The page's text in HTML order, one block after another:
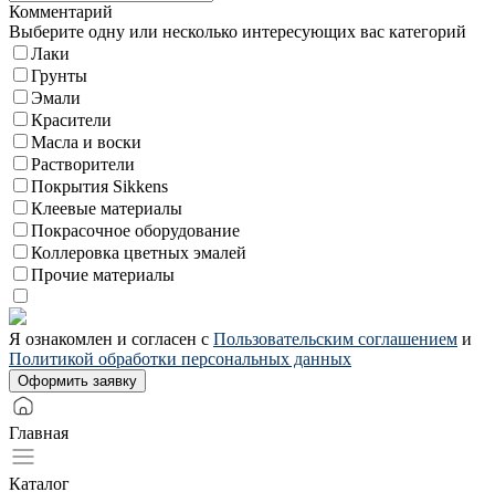
Комментарий
Выберите одну или несколько интересующих вас категорий
Лаки
Грунты
Эмали
Красители
Масла и воски
Растворители
Покрытия Sikkens
Клеевые материалы
Покрасочное оборудование
Коллеровка цветных эмалей
Прочие материалы
Я ознакомлен и согласен с Пользовательским соглашением и
Политикой обработки персональных данных
Главная
Каталог